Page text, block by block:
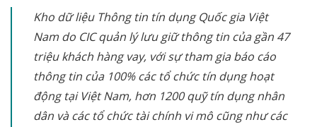
Kho dữ liệu Thông tin tín dụng Quốc gia Việt
Nam do CIC quản lý lưu giữ thông tin của gần 47
triệu khách hàng vay, với sự tham gia báo cáo
thông tin của 100% các tổ chức tín dụng hoạt
động tại Việt Nam, hơn 1200 quỹ tín dụng nhân
dân và các tổ chức tài chính vi mô cũng như các